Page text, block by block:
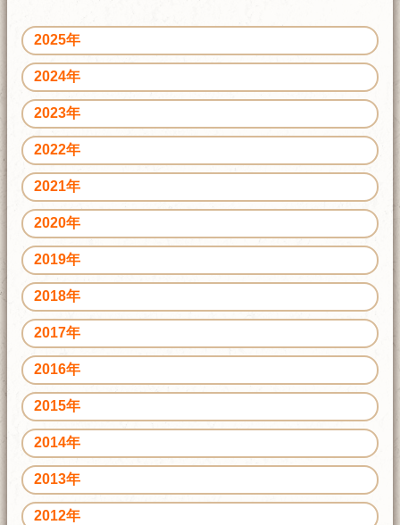
2025年
2024年
2023年
2022年
2021年
2020年
2019年
2018年
2017年
2016年
2015年
2014年
2013年
2012年